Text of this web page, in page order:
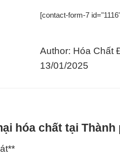
[contact-form-7
Author: Hóa Chất
13/01/2025
hóa chất tại Thành